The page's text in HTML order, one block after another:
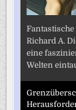
Richard A.
eine
Welten